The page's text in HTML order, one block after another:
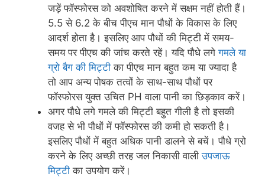
जड़ें फॉस्फोरस को अवशोषित करने में सक्षम नहीं होती हैं।
5.5 से 6.2 के बीच पीएच मान पौधों के विकास के लिए
आदर्श होता है। इसलिए आप पौधों की मिट्टी में समय-
समय पर पीएच की जांच करते रहें। यदि पौधे लगे गमले या
ग्रो बैग की मिट्टी का पीएच मान बहुत कम या ज्यादा है
तो आप अन्य पोषक तत्वों के साथ-साथ पौधों पर
फॉस्फोरस युक्त उचित PH वाला पानी का छिड़काव करें।
अगर पौधे लगे गमले की मिट्टी बहुत गीली है तो इसकी
वजह से भी पौधों में फॉस्फोरस की कमी हो सकती है।
इसलिए पौधों में बहुत अधिक पानी डालने से बचें। पौधे ग्रो
करने के लिए अच्छी तरह जल निकासी वालीउपजाऊ
मिट्टी का उपयोग करें।